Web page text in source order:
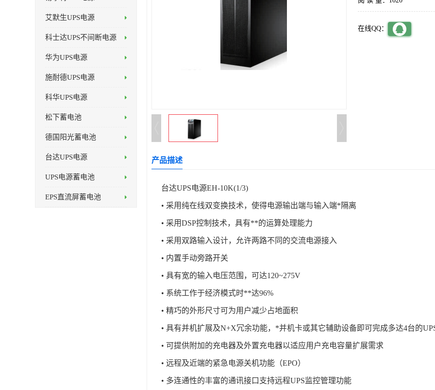
艾默生UPS电源
科士达UPS不间断电源
华为UPS电源
施耐德UPS电源
科华UPS电源
松下蓄电池
德国阳光蓄电池
台达UPS电源
UPS电源蓄电池
EPS直流屏蓄电池
在线QQ：
产品描述
台达UPS电源EH-10K(1/3)
• 采用纯在线双变换技术，使得电源输出端与输入端*隔离
• 采用DSP控制技术，具有**的运算处理能力
• 采用双路输入设计，允许两路不同的交流电源接入
• 内置手动旁路开关
• 具有宽的输入电压范围，可达120~275V
• 系统工作于经济模式时**达96%
• 精巧的外形尺寸可为用户减少占地面积
• 具有并机扩展及N+X冗余功能，*并机卡或其它辅助设备即可完成多达4台的
• 可提供附加的充电器及外置充电器以适应用户充电容量扩展需求
• 远程及近端的紧急电源关机功能（EPO）
• 多连通性的丰富的通讯接口支持远程UPS监控管理功能